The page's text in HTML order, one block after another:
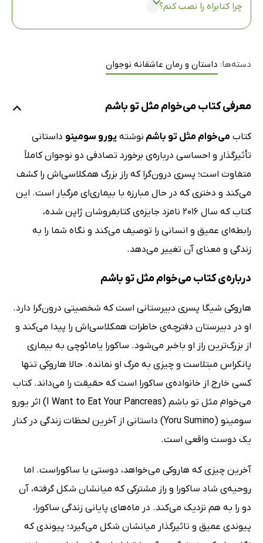
چرا کتابراه را نصب کنم؟
دسته‌ها: داستان و رمان عاشقانه نوجوان
معرفی کتاب می‌خوام مثل تو باشم
کتاب می‌خوام مثل تو باشم نوشته یورو سومینو داستانی
تأثیرگذار و احساسی درباره‌ی برخورد تصادفی دو نوجوان کاملاً
متفاوت است؛ پسری درون‌گرا که راز بزرگ همکلاسی‌اش را کشف
می‌کند و دختری که در حال مبارزه با بیماری‌ای مرگبار است. این
کتاب که سال 2016 نامزد جایزه‌ی کتابفروشان ژاپن شده،
رابطه‌ای عمیق و انسانی را توصیف می‌کند و نگاه شما را به
زندگی و معنای آن تغییر می‌دهد.
درباره‌ی کتاب می‌خوام مثل تو باشم
هاروکی شیگا پسری دبیرستانی است که شخصیتی درون‌گرا دارد.
او در دبیرستان دفترچه‌ی خاطرات همکلاسی‌اش را پیدا می‌کند و
از بزرگ‌ترین راز او باخبر می‌شود. ساکورا یامائوچی به بیماری
پانکراس مبتلاست و چیزی به مرگ او نمانده. حالا هاروکی تنها
کسی خارج از خانواده‌ی ساکورا است که حقیقت را می‌داند. کتاب
می‌خوام مثل تو باشم (I Want to Eat Your Pancreas) اثر یورو
سومینو (Yoru Sumino) داستانی از آخرین لحظات زندگی در کنار
یک دوست واقعی است.
آخرین چیزی که هاروکی می‌خواهد، دوستی با ساکوراست. اما
روحیه‌ی شاد ساکورا و راز مشترکی که میانشان شکل گرفته، آن
دو را به هم نزدیک می‌کند. در ماه‌های پایانی زندگی ساکورا،
پیوندی عمیق و تاثیرگذار میانشان شکل می‌گیرد؛ پیوندی که